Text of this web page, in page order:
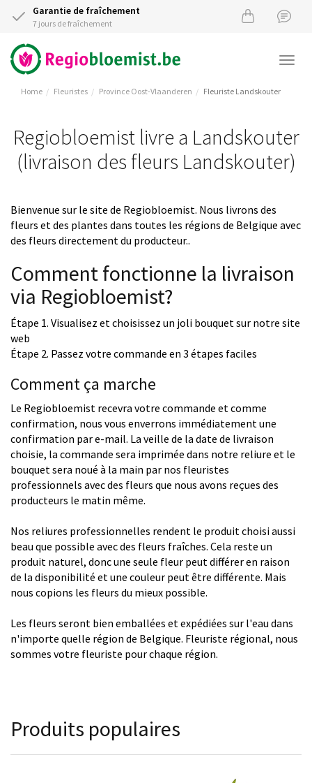
Garantie de fraîchement
7 jours de fraîchement
Home Fleuristes Province Oost-Vlaanderen Fleuriste Landskouter
Regiobloemist livre a Landskouter
(livraison des fleurs Landskouter)
Bienvenue sur le site de Regiobloemist. Nous livrons des
fleurs et des plantes dans toutes les régions de Belgique avec
des fleurs directement du producteur..
Comment fonctionne la livraison
via Regiobloemist?
Étape 1. Visualisez et choisissez un joli bouquet sur notre site
web
Étape 2. Passez votre commande en 3 étapes faciles
Comment ça marche
Le Regiobloemist recevra votre commande et comme
confirmation, nous vous enverrons immédiatement une
confirmation par e-mail. La veille de la date de livraison
choisie, la commande sera imprimée dans notre reliure et le
bouquet sera noué à la main par nos fleuristes
professionnels avec des fleurs que nous avons reçues des
producteurs le matin même.
Nos reliures professionnelles rendent le produit choisi aussi
beau que possible avec des fleurs fraîches. Cela reste un
produit naturel, donc une seule fleur peut différer en raison
de la disponibilité et une couleur peut être différente. Mais
nous copions les fleurs du mieux possible.
Les fleurs seront bien emballées et expédiées sur l'eau dans
n'importe quelle région de Belgique. Fleuriste régional, nous
sommes votre fleuriste pour chaque région.
Produits populaires